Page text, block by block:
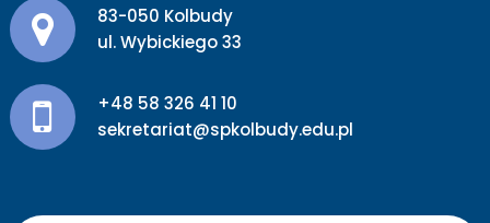
Adres pocztowy:
83-050 Kolbudy
ul. Wybickiego 33
+48 58 326 41 10
sekretariat@spkolbudy.edu.pl